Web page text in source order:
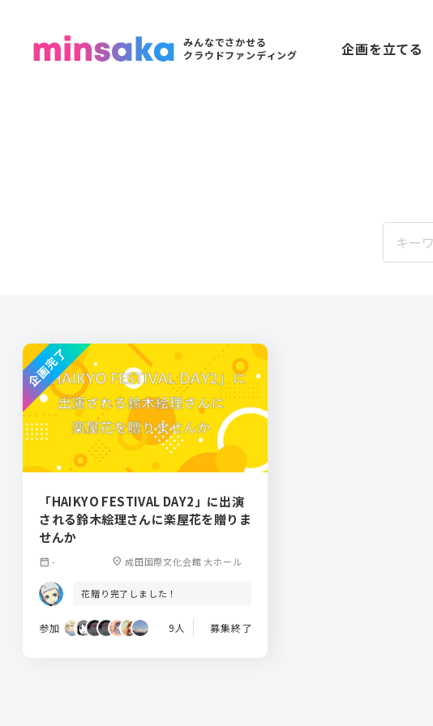
みんなでさかせる
クラウドファンディング
企画を立てる
「HAIKYO FESTIVAL DAY2」に出演
される鈴木絵理さんに楽屋花を贈りま
せんか
calendar_month - location_on 成田国際文化会館 大ホール
花贈り完了しました！
参加 9人 募集終了
企画完了